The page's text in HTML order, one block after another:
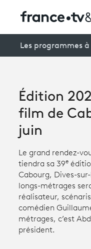
Creators
À la une
Participer et assister
À votre écoute
Productions et
Les programmes
Édition
film de
juin
Le grand rendez-
tiendra sa 39e
Cabourg, Dives-
longs-métrages
réalisateur,
comédien
métrages, c’est
président.